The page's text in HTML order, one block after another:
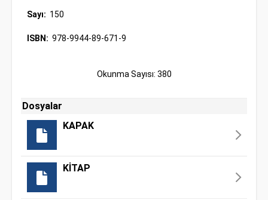
Sayı: 150
ISBN: 978-9944-89-671-9
Okunma Sayısı: 380
Dosyalar
KAPAK
KİTAP